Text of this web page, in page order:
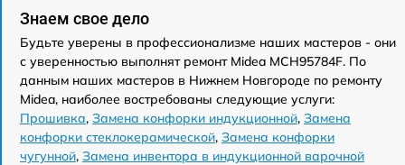
Знаем свое дело
Будьте уверены в профессионализме наших мастеров - они
с уверенностью выполнят ремонт Midea MCH95784F. По
данным наших мастеров в Нижнем Новгороде по ремонту
Midea, наиболее востребованы следующие услуги:
Прошивка, Замена конфорки индукционной, Замена
конфорки стеклокерамической, Замена конфорки
чугунной, Замена инвентора в индукционной варочной